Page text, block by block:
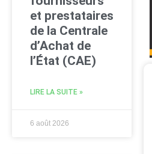
et prestataires
de la Centrale
d’Achat de
l’État (CAE)
LIRE LA SUITE »
6 août 2026